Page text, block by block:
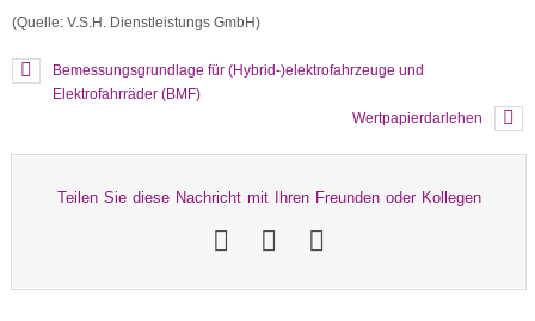
(Quelle: V.S.H. Dienstleistungs GmbH)
Bemessungsgrundlage für (Hybrid-)elektrofahrzeuge und
Elektrofahrräder (BMF)
Wertpapierdarlehen
Teilen Sie diese Nachricht mit Ihren Freunden oder Kollegen